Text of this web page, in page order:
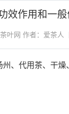
效作用和一
叶网 作者：爱茶人
、代用茶、干燥